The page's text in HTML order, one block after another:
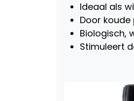
Ideaal als
Door
Biologisch,
Stimuleert